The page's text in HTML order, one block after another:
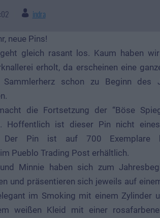
indra
neue Pins!
gleich rasant los. Kaum haben
erholt, da erscheinen eine
schon zu Beginn des
die Fortsetzung der “Böse
Hoffentlich ist dieser Pin nicht
Der Pin ist auf 700 Exemplare
Pueblo Trading Post erhältlich.
Minnie haben sich zum
und präsentieren sich jeweils auf
im Smoking mit einem Zylinder
weißen Kleid mit einer